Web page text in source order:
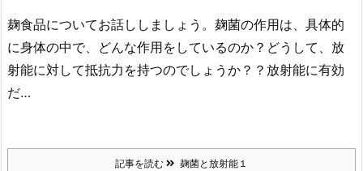
麹食品についてお話ししましょう。麹菌の作用は、具体的
に身体の中で、どんな作用をしているのか？どうして、放
射能に対して抵抗力を持つのでしょうか？？放射能に有効
だ…
記事を読む 麹菌と放射能１